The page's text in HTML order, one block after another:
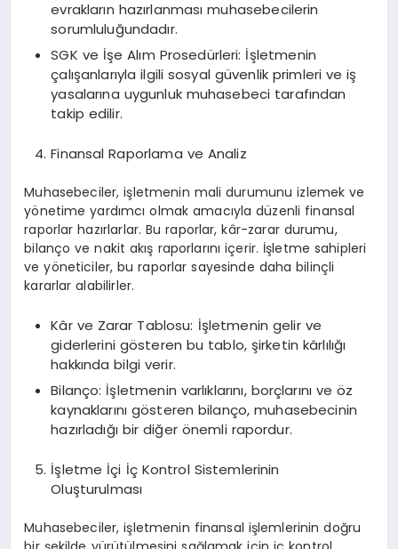
evrakların hazırlanması muhasebecilerin
sorumluluğundadır.
SGK ve İşe Alım Prosedürleri: İşletmenin
çalışanlarıyla ilgili sosyal güvenlik primleri ve iş
yasalarına uygunluk muhasebeci tarafından
takip edilir.
Finansal Raporlama ve Analiz
Muhasebeciler, işletmenin mali durumunu izlemek ve
yönetime yardımcı olmak amacıyla düzenli finansal
raporlar hazırlarlar. Bu raporlar, kâr-zarar durumu,
bilanço ve nakit akış raporlarını içerir. İşletme sahipleri
ve yöneticiler, bu raporlar sayesinde daha bilinçli
kararlar alabilirler.
Kâr ve Zarar Tablosu: İşletmenin gelir ve
giderlerini gösteren bu tablo, şirketin kârlılığı
hakkında bilgi verir.
Bilanço: İşletmenin varlıklarını, borçlarını ve öz
kaynaklarını gösteren bilanço, muhasebecinin
hazırladığı bir diğer önemli rapordur.
İşletme İçi İç Kontrol Sistemlerinin
Oluşturulması
Muhasebeciler, işletmenin finansal işlemlerinin doğru